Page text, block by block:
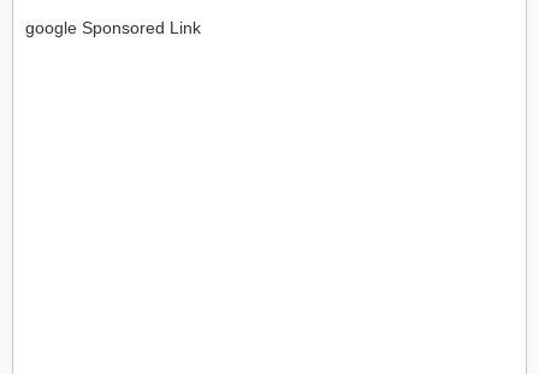
google Sponsored Link